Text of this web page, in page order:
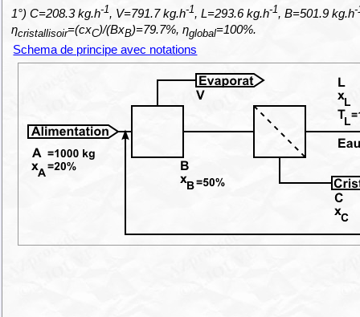
1°) C=208.3 kg.h-1, V=791.7 kg.h-1, L=293.6 kg.h-1, B=501.9 kg.h-
ηcristallisoir=(cxC)/(BxB)=79.7%, ηglobal=100%.
Schema de principe avec notations